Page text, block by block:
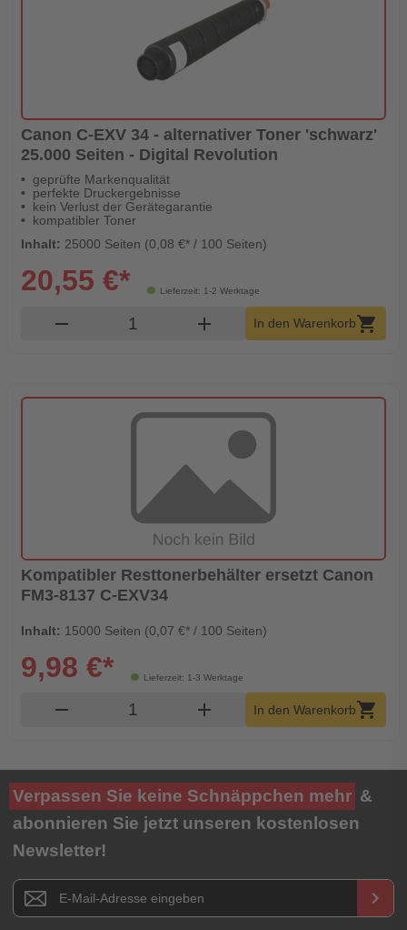
Canon C-EXV 34 - alternativer Toner 'schwarz'
25.000 Seiten - Digital Revolution
geprüfte Markenqualität
perfekte Druckergebnisse
kein Verlust der Gerätegarantie
kompatibler Toner
Inhalt: 25000 Seiten (0,08 €* / 100 Seiten)
Lieferzeit: 1-2 Werktage
20,55 €*
remove Produkt Warenkorb Menge
add In den Warenkorbshopping_cart
Kompatibler Resttonerbehälter ersetzt Canon
FM3-8137 C-EXV34
Inhalt: 15000 Seiten (0,07 €* / 100 Seiten)
Lieferzeit: 1-3 Werktage
9,98 €*
remove Produkt Warenkorb Menge
add In den Warenkorbshopping_cart
Verpassen Sie keine Schnäppchen mehr &
abonnieren Sie jetzt unseren kostenlosen
Newsletter!
Newsletter E-Mail Adresse keyboard_arrow_right